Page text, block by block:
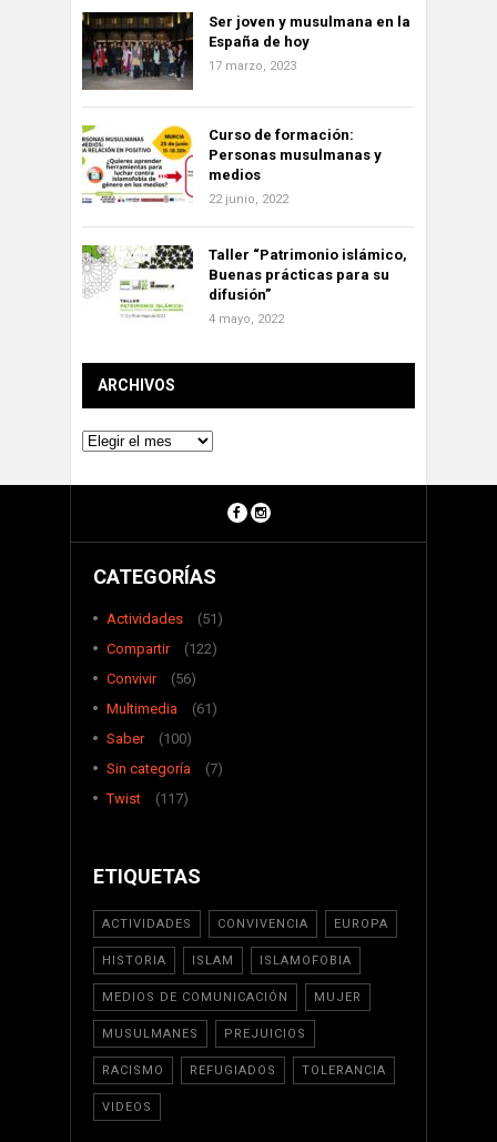
Ser joven y musulmana en la
España de hoy
17 marzo, 2023
Curso de formación:
Personas musulmanas y
medios
22 junio, 2022
Taller “Patrimonio islámico,
Buenas prácticas para su
difusión”
4 mayo, 2022
ARCHIVOS
Archivos
CATEGORÍAS
Actividades
(51)
Compartir
(122)
Convivir
(56)
Multimedia
(61)
Saber
(100)
Sin categoría
(7)
Twist
(117)
ETIQUETAS
ACTIVIDADES CONVIVENCIA EUROPA
HISTORIA ISLAM ISLAMOFOBIA
MEDIOS DE COMUNICACIÓN MUJER
MUSULMANES PREJUICIOS
RACISMO REFUGIADOS TOLERANCIA
VIDEOS